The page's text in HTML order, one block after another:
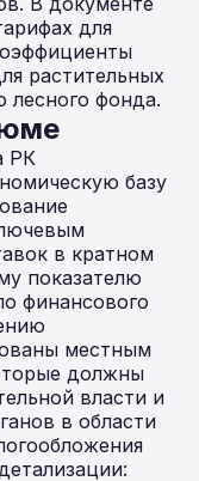
для
растительных
лесного фонда.
РК
базу
в кратном
показателю
финансового
местным
должны
власти и
в области